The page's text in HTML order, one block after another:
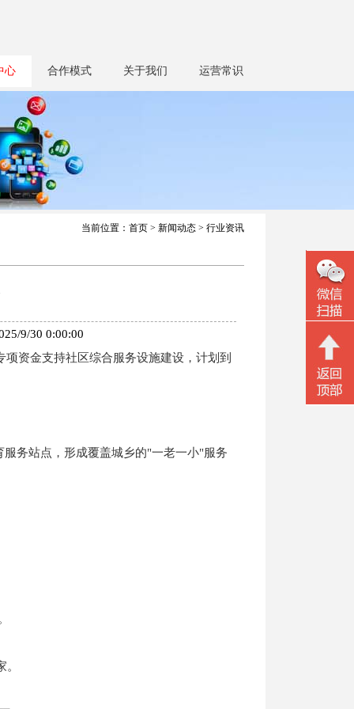
心 合作模式 关于我们 运营常识
当前位置： 首页 > 新闻动态 > 行业资讯
9/30 0:00:00
资金支持社区综合服务设施建设，计划到
务站点，形成覆盖城乡的"一老一小"服务